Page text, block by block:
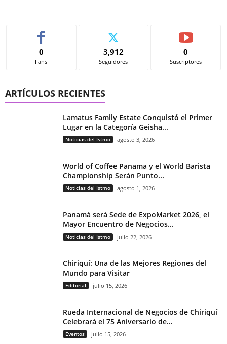
0
Fans
3,912
Seguidores
0
Suscriptores
ARTÍCULOS RECIENTES
Lamatus Family Estate Conquistó el Primer
Lugar en la Categoría Geisha...
Noticias del Istmo agosto 3, 2026
World of Coffee Panama y el World Barista
Championship Serán Punto...
Noticias del Istmo agosto 1, 2026
Panamá será Sede de ExpoMarket 2026, el
Mayor Encuentro de Negocios...
Noticias del Istmo julio 22, 2026
Chiriquí: Una de las Mejores Regiones del
Mundo para Visitar
Editorial julio 15, 2026
Rueda Internacional de Negocios de Chiriquí
Celebrará el 75 Aniversario de...
Eventos julio 15, 2026